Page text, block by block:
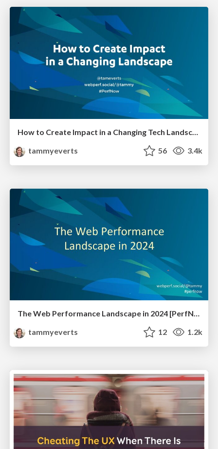
How to Create Impact in a Changing Tech Landscape [PerfNow 2023]
tammyeverts
56 3.4k
The Web Performance Landscape in 2024 [PerfNow 2024]
tammyeverts
12 1.2k